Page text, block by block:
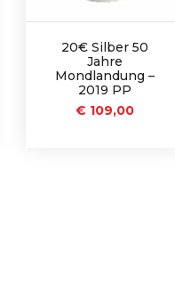
20€ Silber 50
Jahre
Mondlandung –
2019 PP
€ 109,00